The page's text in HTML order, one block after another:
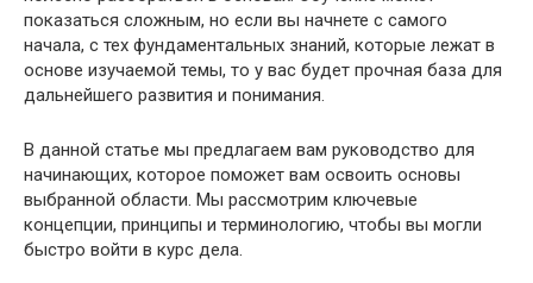
показаться сложным, но если вы начнете с самого
начала, с тех фундаментальных знаний, которые лежат в
основе изучаемой темы, то у вас будет прочная база для
дальнейшего развития и понимания.
В данной статье мы предлагаем вам руководство для
начинающих, которое поможет вам освоить основы
выбранной области. Мы рассмотрим ключевые
концепции, принципы и терминологию, чтобы вы могли
быстро войти в курс дела.